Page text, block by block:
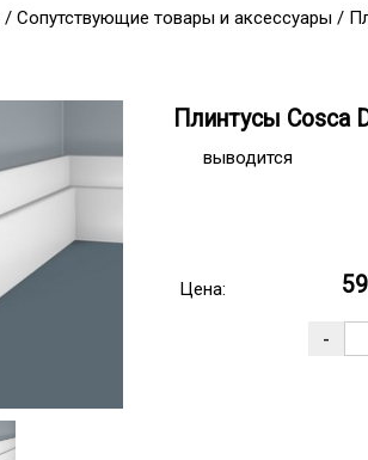
/ Сопутствующие товары и аксессуары /
Плинтусы Cosca
выводится
Цена: